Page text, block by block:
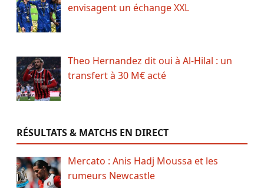
envisagent un échange XXL
Theo Hernandez dit oui à Al-Hilal : un
transfert à 30 M€ acté
RÉSULTATS & MATCHS EN DIRECT
Mercato : Anis Hadj Moussa et les
rumeurs Newcastle